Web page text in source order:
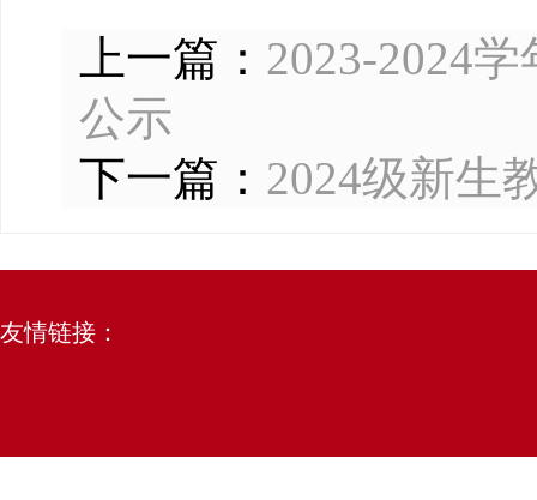
上一篇： 2023-2024
公示
下一篇： 2024级新生
友情链接：